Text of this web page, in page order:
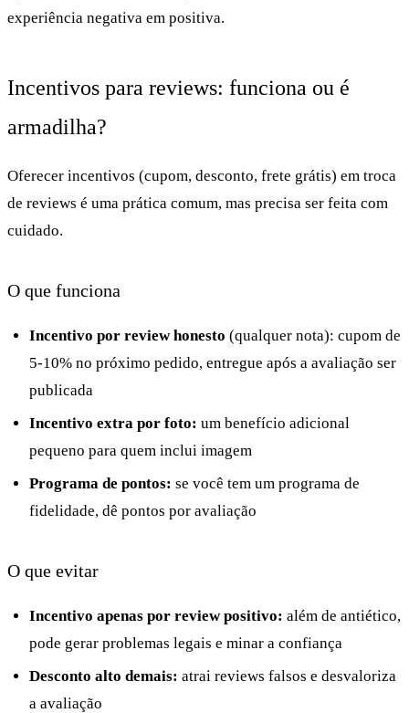
experiência negativa em positiva.
Incentivos para reviews: funciona ou é
armadilha?
Oferecer incentivos (cupom, desconto, frete grátis) em troca
de reviews é uma prática comum, mas precisa ser feita com
cuidado.
O que funciona
Incentivo por review honesto (qualquer nota): cupom de
5-10% no próximo pedido, entregue após a avaliação ser
publicada
Incentivo extra por foto: um benefício adicional
pequeno para quem inclui imagem
Programa de pontos: se você tem um programa de
fidelidade, dê pontos por avaliação
O que evitar
Incentivo apenas por review positivo: além de antiético,
pode gerar problemas legais e minar a confiança
Desconto alto demais: atrai reviews falsos e desvaloriza
a avaliação